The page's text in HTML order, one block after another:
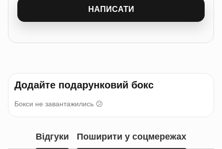
НАПИСАТИ
Додайте подарунковий бокс
Бокси не завантажились 😕
Відгуки Поширити у соцмережах